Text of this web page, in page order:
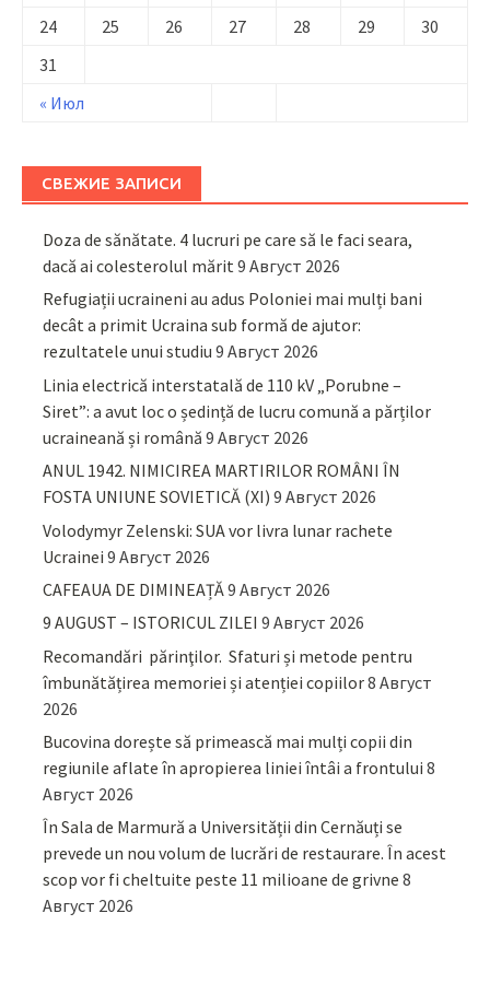
« Июл
24
25 26 27 28 29
30
31
СВЕЖИЕ ЗАПИСИ
Doza de sănătate. 4 lucruri pe care să le faci seara,
dacă ai colesterolul mărit 9 Август 2026
Refugiații ucraineni au adus Poloniei mai mulți bani
decât a primit Ucraina sub formă de ajutor:
rezultatele unui studiu 9 Август 2026
Linia electrică interstatală de 110 kV „Porubne –
Siret”: a avut loc o ședință de lucru comună a părților
ucraineană și română 9 Август 2026
ANUL 1942. NIMICIREA MARTIRILOR ROMÂNI ÎN
FOSTA UNIUNE SOVIETICĂ (XI) 9 Август 2026
Volodymyr Zelenski: SUA vor livra lunar rachete
Ucrainei 9 Август 2026
CAFEAUA DE DIMINEAȚĂ9 Август 2026
9 AUGUST – ISTORICUL ZILEI 9 Август 2026
Recomandări părinţilor. Sfaturi și metode pentru
îmbunătățirea memoriei și atenției copiilor8 Август
2026
Bucovina dorește să primească mai mulți copii din
regiunile aflate în apropierea liniei întâi a frontului 8
Август 2026
În Sala de Marmură a Universității din Cernăuți se
prevede un nou volum de lucrări de restaurare. În acest
scop vor fi cheltuite peste 11 milioane de grivne 8
Август 2026